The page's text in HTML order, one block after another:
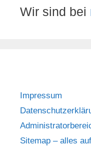
Wir sind bei
Impressum
Sitemap – alles